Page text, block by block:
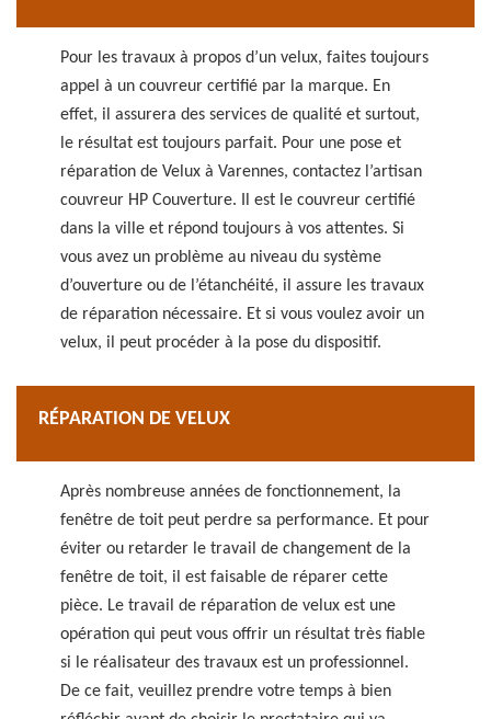
Pour les travaux à propos d’un velux, faites toujours
appel à un couvreur certifié par la marque. En
effet, il assurera des services de qualité et surtout,
le résultat est toujours parfait. Pour une pose et
réparation de Velux à Varennes, contactez l’artisan
couvreur HP Couverture. Il est le couvreur certifié
dans la ville et répond toujours à vos attentes. Si
vous avez un problème au niveau du système
d’ouverture ou de l’étanchéité, il assure les travaux
de réparation nécessaire. Et si vous voulez avoir un
velux, il peut procéder à la pose du dispositif.
RÉPARATION DE VELUX
Après nombreuse années de fonctionnement, la
fenêtre de toit peut perdre sa performance. Et pour
éviter ou retarder le travail de changement de la
fenêtre de toit, il est faisable de réparer cette
pièce. Le travail de réparation de velux est une
opération qui peut vous offrir un résultat très fiable
si le réalisateur des travaux est un professionnel.
De ce fait, veuillez prendre votre temps à bien